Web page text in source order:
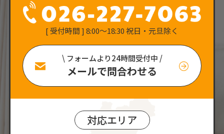
[ 受付時間 ] 8:00〜18:30 祝日・元旦除く
\ フォームより24時間受付中 /
メールで問合わせる
対応エリア